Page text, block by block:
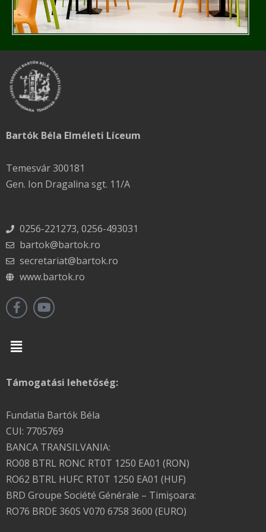
Bartók Béla Elméleti Líceum
Temesvár 300181
Gen. Ion Dragalina sgt. 11/A
0256-221273, 0256-493031
bartok@bartok.ro
secretariat@bartok.ro
www.bartok.ro
Menu
Támogatási lehetőség:
Fundatia Bartók Béla
CUI: 7705769
BANCA TRANSILVANIA:
RO08 BTRL RONC RT0T 1250 EA01 (RON)
RO62 BTRL HUFC RT0T 1250 EA01 (HUF)
BRD Groupe Société Générale – Timişoara:
RO76 BRDE 360S V070 6758 3600 (EURO)